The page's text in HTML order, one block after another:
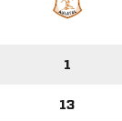
1
13